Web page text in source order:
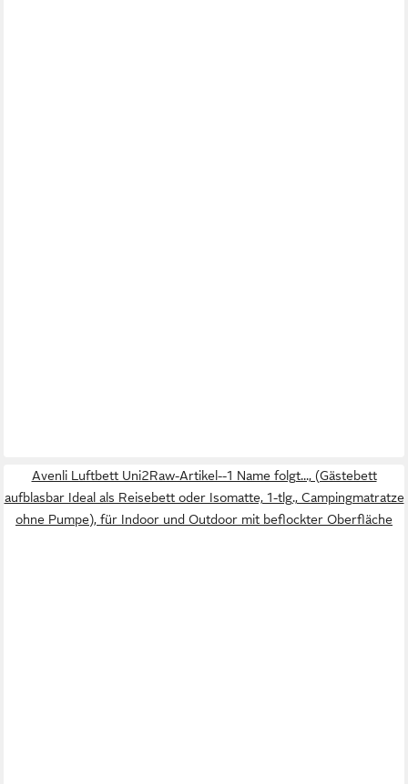
Avenli Luftbett Uni2Raw-Artikel--1 Name folgt..., (Gästebett
aufblasbar Ideal als Reisebett oder Isomatte, 1-tlg., Campingmatratze
ohne Pumpe), für Indoor und Outdoor mit beflockter Oberfläche